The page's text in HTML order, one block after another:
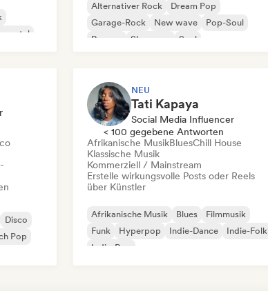
metal
Alternativer Rock
Dream Pop
Garage-Rock
New wave
Pop-Soul
Reggae
Shoegaze Soul
Disco
Pop
NEU
Tati Kapaya
Social Media Influencer
< 100 gegebene Antworten
Afrikanische MusikBluesChill House
Klassische Musik
Kommerziell / Mainstream
Erstelle wirkungsvolle Posts oder Reels
über Künstler
Afrikanische Musik Blues
Filmmusik
Funk
Hyperpop Indie-Dance
Indie-Folk
Indie-Pop